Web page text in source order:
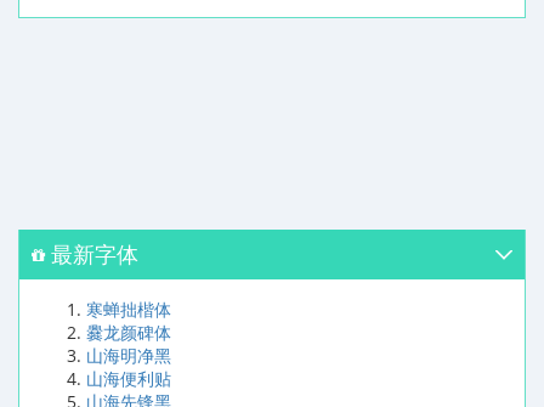
最新字体
寒蝉拙楷体
爨龙颜碑体
山海明净黑
山海便利贴
山海先锋黑